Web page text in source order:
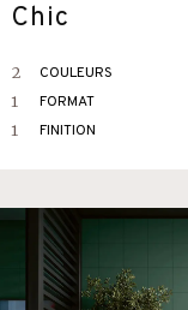
Chic
2 COULEURS
1 FORMAT
1 FINITION